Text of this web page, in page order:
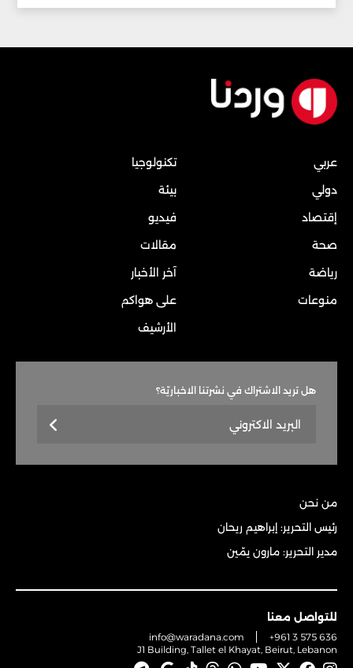
عربي
دولي
إقتصاد
صحة
رياضة
منوعات
تكنولوجيا
بيئة
فيديو
مقالات
آخر الأخبار
على هواكم
الأرشيف
هل تريد الاشتراك في نشرتنا الاخباريّة؟
من نحن
رئيس التحرير: إبراهيم ريحان
مدير التحرير: مارون يمّين
للتواصل معنا
info@waradana.com
+961 3 575 636
J1 Building, Tallet el Khayat, Beirut, Lebanon